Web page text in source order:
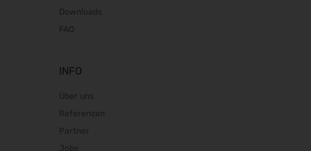
Downloads
FAQ
INFO
Über uns
Referenzen
Partner
Jobs